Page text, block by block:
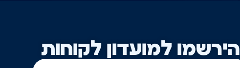
הירשמו למועדון לקוחות